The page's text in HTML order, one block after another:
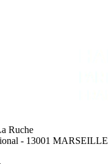
Ruche
- 13001 MARSEILLE